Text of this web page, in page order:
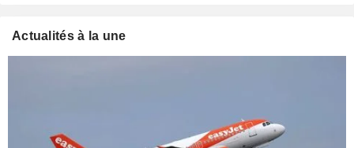
Actualités à la une